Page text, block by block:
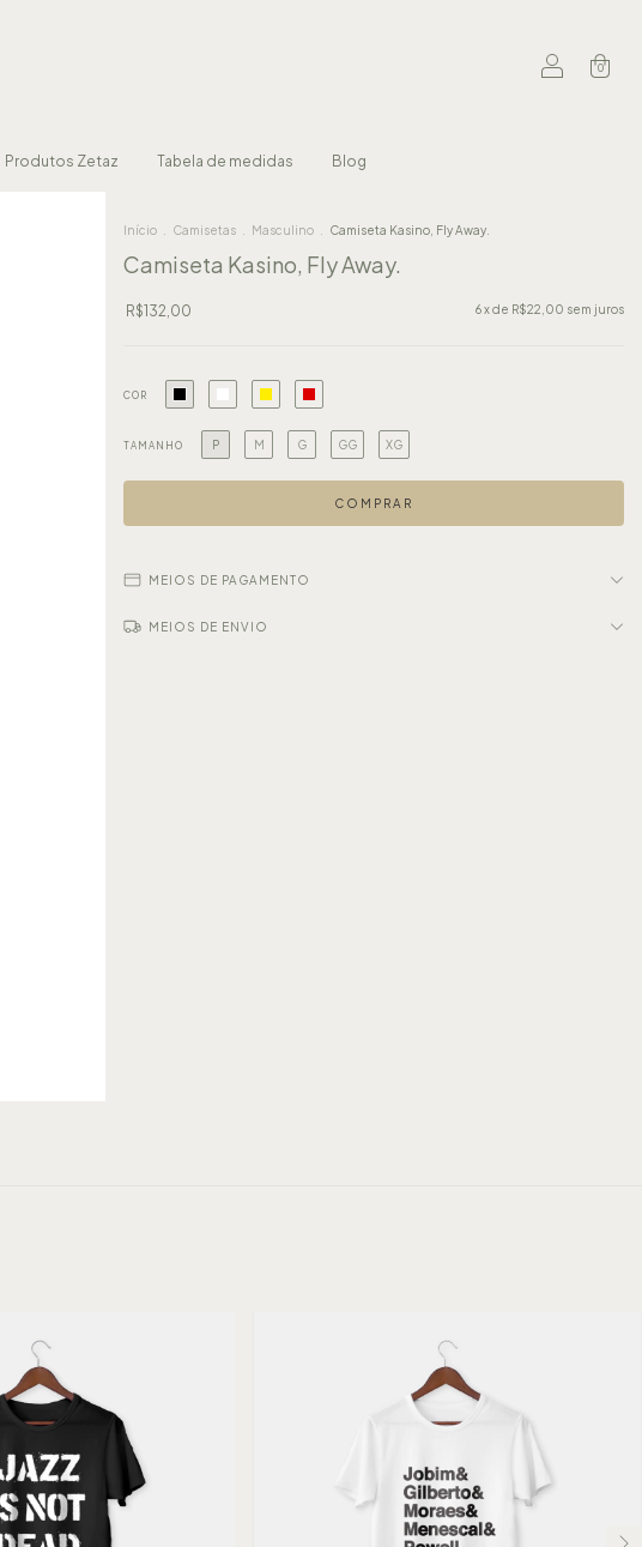
0
Produtos Zetaz Tabela de medidas Blog
Início Camisetas Masculino Camiseta Kasino, Fly Away.
Camiseta Kasino, Fly Away.
R$132,00 6x de R$22,00 sem juros
COR
TAMANHO P M G GG XG
MEIOS DE PAGAMENTO
MEIOS DE ENVIO